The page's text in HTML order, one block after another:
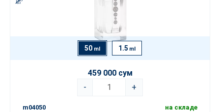
50 ml 1.5 ml
459 000 сум
-
+
m04050 на складе